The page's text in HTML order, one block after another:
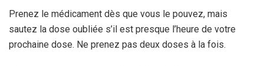
Prenez le médicament dès que vous le pouvez, mais
sautez la dose oubliée s’il est presque l’heure de votre
prochaine dose. Ne prenez pas deux doses à la fois.